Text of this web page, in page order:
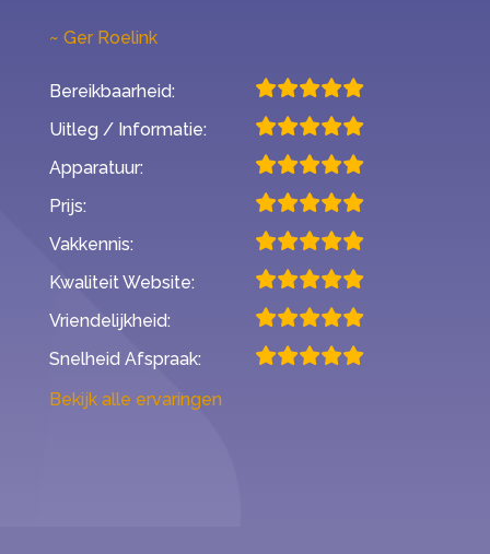
Ger Roelink
Bereikbaarheid:
Uitleg / Informatie:
Apparatuur:
Prijs:
Vakkennis:
Kwaliteit Website:
Vriendelijkheid:
Snelheid Afspraak:
Bekijk alle ervaringen